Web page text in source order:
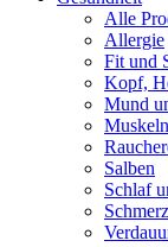
Alle
Allergie
Fit und
Kopf,
Mund
Salben
Schlaf